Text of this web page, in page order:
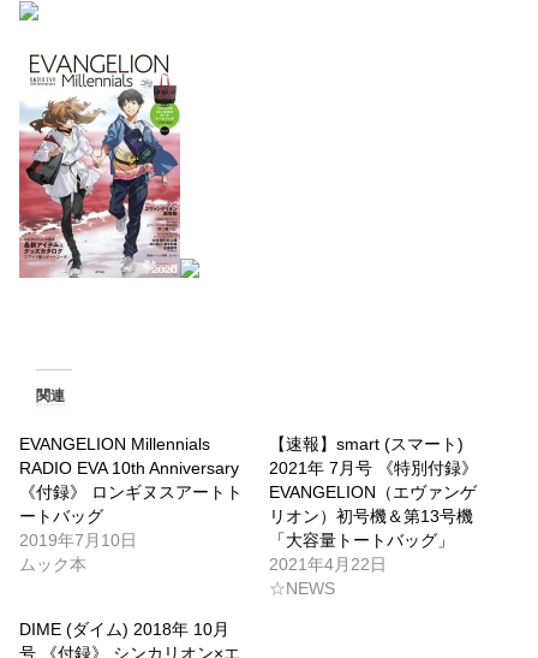
関連
EVANGELION Millennials
RADIO EVA 10th Anniversary
《付録》 ロンギヌスアートト
ートバッグ
2019年7月10日
ムック本
【速報】smart (スマート)
2021年 7月号 《特別付録》
EVANGELION（エヴァンゲ
リオン）初号機＆第13号機
「大容量トートバッグ」
2021年4月22日
☆NEWS
DIME (ダイム) 2018年 10月
号 《付録》 シンカリオン×エ